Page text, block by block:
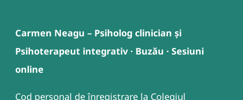
Carmen Neagu – Psiholog clinician și
Psihoterapeut integrativ · Buzău · Sesiuni
online
Cod personal de înregistrare la Colegiul